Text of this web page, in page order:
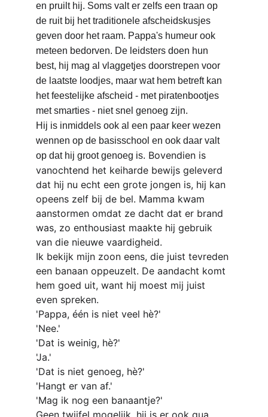
en pruilt hij. Soms valt er zelfs een traan op
de ruit bij het traditionele afscheidskusjes
geven door het raam. Pappa's humeur ook
meteen bedorven. De leidsters doen hun
best, hij mag al vlaggetjes doorstrepen voor
de laatste loodjes, maar wat hem betreft kan
het feestelijke afscheid - met piratenbootjes
met smarties - niet snel genoeg zijn.
Hij is inmiddels ook al een paar keer wezen
wennen op de basisschool en ook daar valt
op dat hij groot genoeg is. Bovendien is
vanochtend het keiharde bewijs geleverd
dat hij nu echt een grote jongen is, hij kan
opeens zelf bij de bel. Mamma kwam
aanstormen omdat ze dacht dat er brand
was, zo enthousiast maakte hij gebruik
van die nieuwe vaardigheid.
Ik bekijk mijn zoon eens, die juist tevreden
een banaan oppeuzelt. De aandacht komt
hem goed uit, want hij moest mij juist
even spreken.
'Pappa, één is niet veel hè?'
'Nee.'
'Dat is weinig, hè?'
'Ja.'
'Dat is niet genoeg, hè?'
'Hangt er van af.'
'Mag ik nog een banaantje?'
Geen twijfel mogelijk, hij is er ook qua